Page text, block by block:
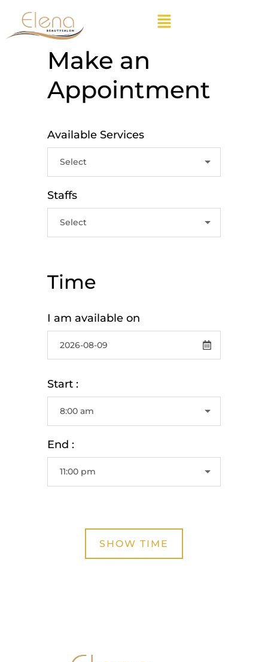
Make an
Appointment
Available Services
Staffs
Time
I am available on
Start :
End :
SHOW TIME